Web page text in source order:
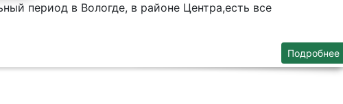
период в Вологде, в районе Центра,есть все
Подробнее